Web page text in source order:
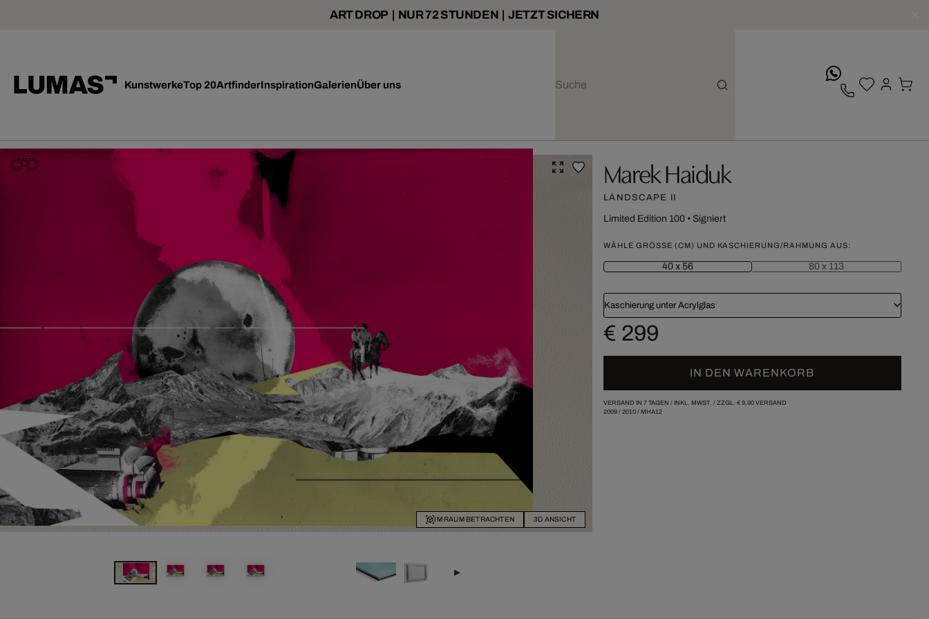
ART DROP | NUR 72 STUNDEN | JETZT SICHERN
KunstwerkeTop 20ArtfinderInspirationGalerienÜber uns
IM RAUM BETRACHTEN 3D ANSICHT
Marek Haiduk
LANDSCAPE II
Limited Edition 100• Signiert
WÄHLE GRÖSSE (CM) UND KASCHIERUNG/RAHMUNG AUS:
40 x 56 80 x 113
Kaschierung unter Acrylglas
€ 299
IN DEN WARENKORB
VERSAND IN 7 TAGEN / INKL. MWST. / ZZGL. € 9,90VERSAND
2009/ 2010/ MHA12